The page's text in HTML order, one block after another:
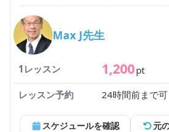
Max J先生
1レッスン 1,200pt
レッスン予約
24時間前まで可
スケジュールを確認 元